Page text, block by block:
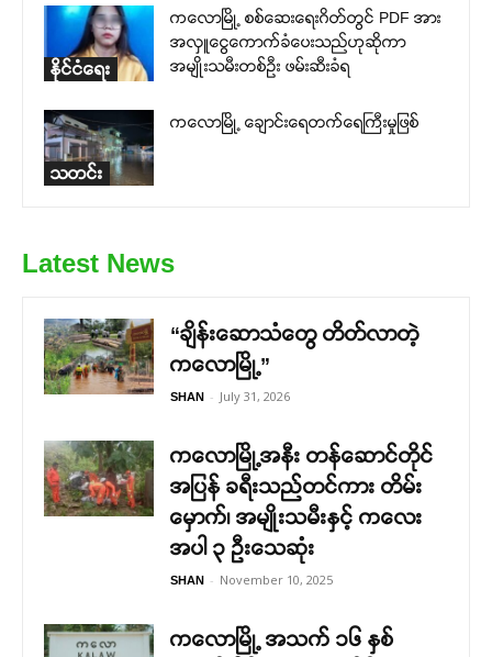
နိုင်ငံရေး
ကလောမြို့ စစ်ဆေးရေးဂိတ်တွင် PDF အား
အလှူငွေကောက်ခံပေးသည်ဟုဆိုကာ
အမျိုးသမီးတစ်ဦး ဖမ်းဆီးခံရ
သတင်း
ကလောမြို့ ချောင်းရေတက်ရေကြီးမှုဖြစ်
Latest News
“ချိန်းဆောသံတွေ တိတ်လာတဲ့
ကလောမြို့”
SHAN - July 31, 2026
ကလောမြို့အနီး တန်ဆောင်တိုင်
အပြန် ခရီးသည်တင်ကား တိမ်း
မှောက်၊ အမျိုးသမီးနှင့် ကလေး
အပါ ၃ ဦးသေဆုံး
SHAN - November 10, 2025
ကလောမြို့ အသက် ၁၆ နှစ်